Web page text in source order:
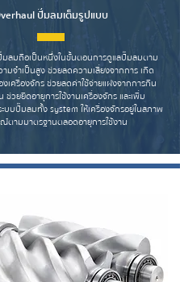
ปั๊มลมเต็มรูปแบบ
ลมถือเป็นหนึ่งในขั้นตอนการดูแลปั๊มลมตาม
มจำเป็นสูง ช่วยลดความเสี่ยงจากการ เกิด
เครื่องจักร ช่วยลดค่าใช้จ่ายแฝงจากการกิน
ช่วยยืดอายุการใช้งานเครื่องจักร และเพิ่ม
บบปั๊มลมทั้ง system ให้เครื่องจักรอยู่ในสภาพ
ตามมาตรฐานตลอดอายุการใช้งาน